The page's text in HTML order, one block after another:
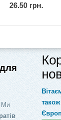
26.50 грн.